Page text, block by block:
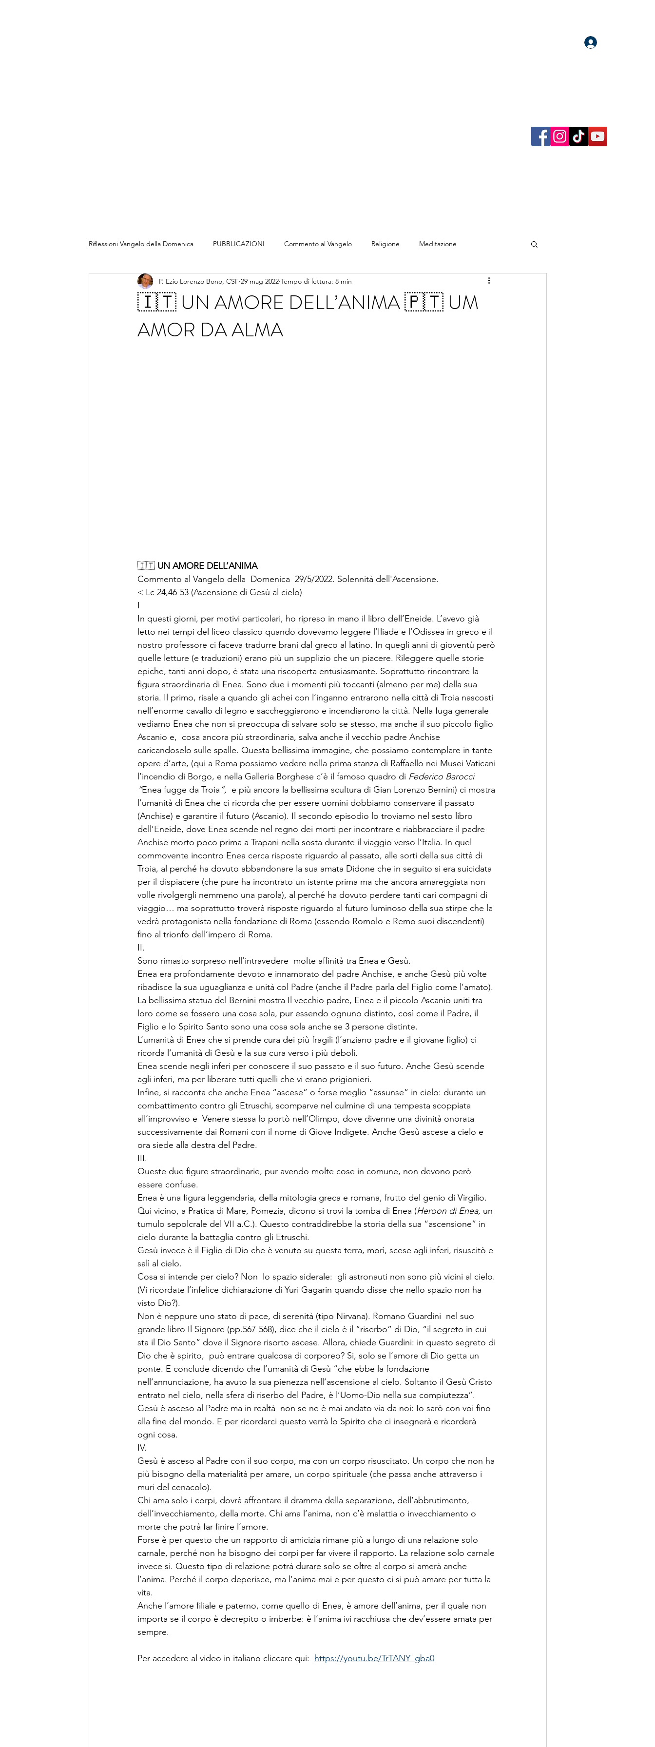
Riflessioni Vangelo della Domenica PUBBLICAZIONI Commento al Vangelo Religione Meditazione
🇮🇹 UN AMORE DELL’ANIMA 🇵🇹 UM
AMOR DA ALMA
P. Ezio Lorenzo Bono, CSF 29 mag 2022 Tempo di lettura: 8 min
🇮🇹 UN AMORE DELL’ANIMA
Commento al Vangelo della  Domenica  29/5/2022. Solennità dell'Ascensione.
< Lc 24,46-53 (Ascensione di Gesù al cielo)
I
In questi giorni, per motivi particolari, ho ripreso in mano il libro dell’Eneide. L’avevo già
letto nei tempi del liceo classico quando dovevamo leggere l’Iliade e l’Odissea in greco e il
nostro professore ci faceva tradurre brani dal greco al latino. In quegli anni di gioventù però
quelle letture (e traduzioni) erano più un supplizio che un piacere. Rileggere quelle storie
epiche, tanti anni dopo, è stata una riscoperta entusiasmante. Soprattutto rincontrare la
figura straordinaria di Enea. Sono due i momenti più toccanti (almeno per me) della sua
storia. Il primo, risale a quando gli achei con l’inganno entrarono nella città di Troia nascosti
nell’enorme cavallo di legno e saccheggiarono e incendiarono la città. Nella fuga generale
vediamo Enea che non si preoccupa di salvare solo se stesso, ma anche il suo piccolo figlio
Ascanio e,  cosa ancora più straordinaria, salva anche il vecchio padre Anchise
caricandoselo sulle spalle. Questa bellissima immagine, che possiamo contemplare in tante
opere d’arte, (qui a Roma possiamo vedere nella prima stanza di Raffaello nei Musei Vaticani
l’incendio di Borgo, e nella Galleria Borghese c’è il famoso quadro di Federico Barocci
“Enea fugge da Troia ”, e più ancora la bellissima scultura di Gian Lorenzo Bernini) ci mostra
l’umanità di Enea che ci ricorda che per essere uomini dobbiamo conservare il passato
(Anchise) e garantire il futuro (Ascanio). Il secondo episodio lo troviamo nel sesto libro
dell’Eneide, dove Enea scende nel regno dei morti per incontrare e riabbracciare il padre
Anchise morto poco prima a Trapani nella sosta durante il viaggio verso l’Italia. In quel
commovente incontro Enea cerca risposte riguardo al passato, alle sorti della sua città di
Troia, al perché ha dovuto abbandonare la sua amata Didone che in seguito si era suicidata
per il dispiacere (che pure ha incontrato un istante prima ma che ancora amareggiata non
volle rivolgergli nemmeno una parola), al perché ha dovuto perdere tanti cari compagni di
viaggio… ma soprattutto troverà risposte riguardo al futuro luminoso della sua stirpe che la
vedrà protagonista nella fondazione di Roma (essendo Romolo e Remo suoi discendenti)
fino al trionfo dell’impero di Roma.
II.
Sono rimasto sorpreso nell’intravedere  molte affinità tra Enea e Gesù.
Enea era profondamente devoto e innamorato del padre Anchise, e anche Gesù più volte
ribadisce la sua uguaglianza e unità col Padre (anche il Padre parla del Figlio come l’amato).
La bellissima statua del Bernini mostra Il vecchio padre, Enea e il piccolo Ascanio uniti tra
loro come se fossero una cosa sola, pur essendo ognuno distinto, così come il Padre, il
Figlio e lo Spirito Santo sono una cosa sola anche se 3 persone distinte.
L’umanità di Enea che si prende cura dei più fragili (l’anziano padre e il giovane figlio) ci
ricorda l’umanità di Gesù e la sua cura verso i più deboli.
Enea scende negli inferi per conoscere il suo passato e il suo futuro. Anche Gesù scende
agli inferi, ma per liberare tutti quelli che vi erano prigionieri.
Infine, si racconta che anche Enea “ascese” o forse meglio “assunse” in cielo: durante un
combattimento contro gli Etruschi, scomparve nel culmine di una tempesta scoppiata
all’improvviso e  Venere stessa lo portò nell’Olimpo, dove divenne una divinità onorata
successivamente dai Romani con il nome di Giove Indigete. Anche Gesù ascese a cielo e
ora siede alla destra del Padre.
III.
Queste due figure straordinarie, pur avendo molte cose in comune, non devono però
essere confuse.
Enea è una figura leggendaria, della mitologia greca e romana, frutto del genio di Virgilio.
Qui vicino, a Pratica di Mare, Pomezia, dicono si trovi la tomba di Enea (Heroon di Enea, un
tumulo sepolcrale del VII a.C.). Questo contraddirebbe la storia della sua “ascensione” in
cielo durante la battaglia contro gli Etruschi.
Gesù invece è il Figlio di Dio che è venuto su questa terra, morì, scese agli inferi, risuscitò e
salì al cielo.
Cosa si intende per cielo? Non  lo spazio siderale:  gli astronauti non sono più vicini al cielo.
(Vi ricordate l’infelice dichiarazione di Yuri Gagarin quando disse che nello spazio non ha
visto Dio?).
Non è neppure uno stato di pace, di serenità (tipo Nirvana). Romano Guardini  nel suo
grande libro Il Signore (pp.567-568), dice che il cielo è il “riserbo” di Dio, “il segreto in cui
sta il Dio Santo” dove il Signore risorto ascese. Allora, chiede Guardini: in questo segreto di
Dio che è spirito,  può entrare qualcosa di corporeo? Si, solo se l’amore di Dio getta un
ponte. E conclude dicendo che l’umanità di Gesù “che ebbe la fondazione
nell’annunciazione, ha avuto la sua pienezza nell’ascensione al cielo. Soltanto il Gesù Cristo
entrato nel cielo, nella sfera di riserbo del Padre, è l’Uomo-Dio nella sua compiutezza”.
Gesù è asceso al Padre ma in realtà  non se ne è mai andato via da noi: Io sarò con voi fino
alla fine del mondo. E per ricordarci questo verrà lo Spirito che ci insegnerà e ricorderà
ogni cosa.
IV.
Gesù è asceso al Padre con il suo corpo, ma con un corpo risuscitato. Un corpo che non ha
più bisogno della materialità per amare, un corpo spirituale (che passa anche attraverso i
muri del cenacolo).
Chi ama solo i corpi, dovrà affrontare il dramma della separazione, dell’abbrutimento,
dell’invecchiamento, della morte. Chi ama l’anima, non c’è malattia o invecchiamento o
morte che potrà far finire l’amore.
Forse è per questo che un rapporto di amicizia rimane più a lungo di una relazione solo
carnale, perché non ha bisogno dei corpi per far vivere il rapporto. La relazione solo carnale
invece si. Questo tipo di relazione potrà durare solo se oltre al corpo si amerà anche
l’anima. Perché il corpo deperisce, ma l’anima mai e per questo ci si può amare per tutta la
vita.
Anche l’amore filiale e paterno, come quello di Enea, è amore dell’anima, per il quale non
importa se il corpo è decrepito o imberbe: è l’anima ivi racchiusa che dev’essere amata per
sempre.
Per accedere al video in italiano cliccare qui: https://youtu.be/TrTANY_gba0